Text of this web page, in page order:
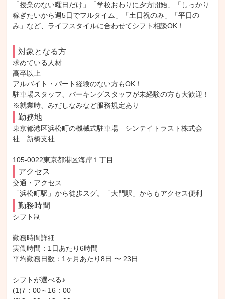
「授業のない曜日だけ」「学校おわりに夕方開始」「しっかり
稼ぎたいから週5日でフルタイム」「土日祝のみ」「平日の
み」など、ライフスタイルに合わせてシフト相談OK！
対象となる方
求めている人材
高卒以上
アルバイト・パート経験のない方もOK！
駐車場スタッフ、パーキングスタッフが未経験の方も大歓迎！
※就業時、みだしなみなど服務規定あり
勤務地
東京都港区浜松町の機械式駐車場　シンテイトラスト株式会
社　新橋支社
105-0022東京都港区海岸１丁目
アクセス
交通・アクセス
「浜松町駅」から徒歩スグ。「大門駅」からもアクセス便利
勤務時間
シフト制
勤務時間詳細
実働時間：1日あたり6時間
平均勤務日数：1ヶ月あたり8日 〜 23日
シフトが選べる♪
(1)7：00～16：00